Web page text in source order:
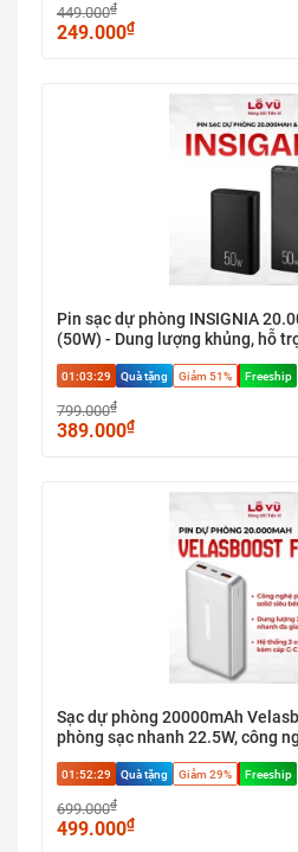
449.000₫
249.000₫
Pin sạc dự phòng INSIGNIA
(50W) - Dung lượng khủng, hỗ
01:03:29 Quà tặng Giảm 51% Freeship
799.000₫
389.000₫
Sạc dự phòng 20000mAh
phòng sạc nhanh 22.5W, công
01:52:29 Quà tặng Giảm 29% Freeship
699.000₫
499.000₫